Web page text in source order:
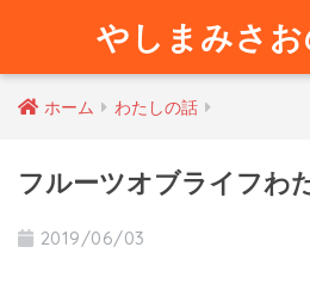
やしまみさ
ホーム わたしの話
フルーツオブライフわ
2019/06/03